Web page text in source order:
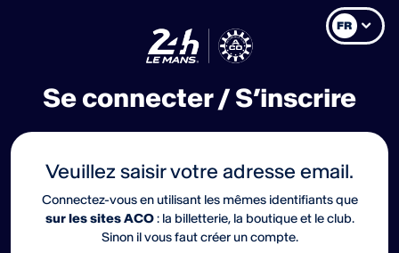
FR
Se connecter / S’inscrire
Veuillez saisir votre adresse email.
Connectez-vous en utilisant les mêmes identifiants que
sur les sites ACO: la billetterie, la boutique et le club.
Sinon il vous faut créer un compte.